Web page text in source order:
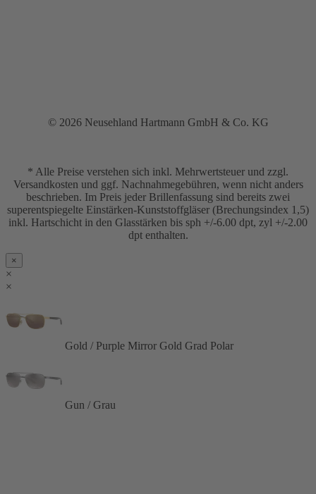
© 2026 Neusehland Hartmann GmbH & Co. KG
* Alle Preise verstehen sich inkl. Mehrwertsteuer und zzgl.
Versandkosten und ggf. Nachnahmegebühren, wenn nicht anders
beschrieben. Im Preis jeder Brillenfassung sind bereits zwei
superentspiegelte Einstärken-Kunststoffgläser (Brechungsindex 1,5)
inkl. Hartschicht in den Glasstärken bis sph +/-6.00 dpt, zyl +/-2.00
dpt enthalten.
×
×
×
Gold / Purple Mirror Gold Grad Polar
Gun / Grau